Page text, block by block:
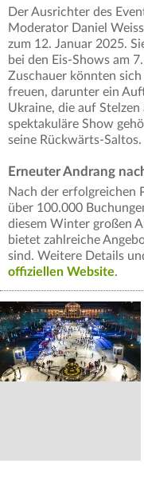
Der Ausrichter des
Moderator Daniel
zum 12. Januar 2025.
bei den Eis-Shows am
Zuschauer könnten
freuen, darunter ein
Ukraine, die auf
spektakuläre Show
seine Rückwärts-Saltos.
Erneuter Andrang
Nach der erfolgreichen
über 100.000
diesem Winter großen
bietet zahlreiche
sind. Weitere Details
offiziellen Website.